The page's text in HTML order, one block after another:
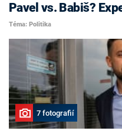
Pavel vs. Babiš?
Téma: Politika
7 fotografií